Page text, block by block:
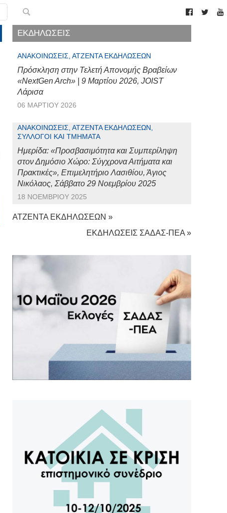
ΕΚΔΗΛΩΣΕΙΣ
ΑΝΑΚΟΙΝΏΣΕΙΣ, ΑΤΖΈΝΤΑ ΕΚΔΗΛΏΣΕΩΝ
Πρόσκληση στην Τελετή Απονομής Βραβείων
«NextGen Arch» | 9 Μαρτίου 2026, JOIST
Λάρισα
06 ΜΑΡΤΊΟΥ 2026
ΑΝΑΚΟΙΝΏΣΕΙΣ, ΑΤΖΈΝΤΑ ΕΚΔΗΛΏΣΕΩΝ,
ΣΎΛΛΟΓΟΙ ΚΑΙ ΤΜΉΜΑΤΑ
Ημερίδα: «Προσβασιμότητα και Συμπερίληψη
στον Δημόσιο Χώρο: Σύγχρονα Αιτήματα και
Πρακτικές», Επιμελητήριο Λασιθίου, Άγιος
Νικόλαος, Σάββατο 29 Νοεμβρίου 2025
18 ΝΟΕΜΒΡΊΟΥ 2025
ΑΤΖΕΝΤΑ ΕΚΔΗΛΩΣΕΩΝ »
ΕΚΔΗΛΩΣΕΙΣ ΣΑΔΑΣ-ΠΕΑ »